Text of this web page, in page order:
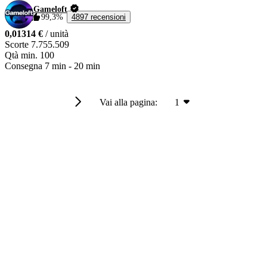
Gameloft
99,3%
4897 recensioni
0,01314 € / unità
Scorte 7.755.509
Qtà min. 100
Consegna 7 min - 20 min
Vai alla pagina: 1